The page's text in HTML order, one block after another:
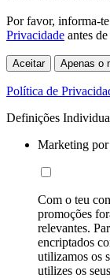
Por favor, informa-
Privacidade antes
Aceitar Apenas o
Política de
Definições
Marketing
Com o teu
promoções
relevantes.
encriptados
utilizamos os
utilizes os